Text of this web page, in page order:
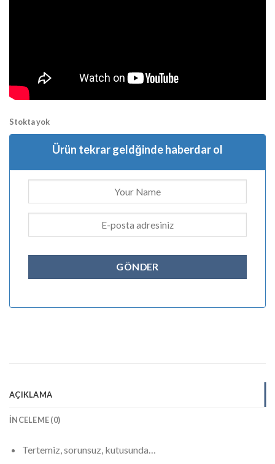
Stokta yok
Ürün tekrar geldğinde haberdar ol
AÇIKLAMA
İNCELEME (0)
Tertemiz, sorunsuz, kutusunda…